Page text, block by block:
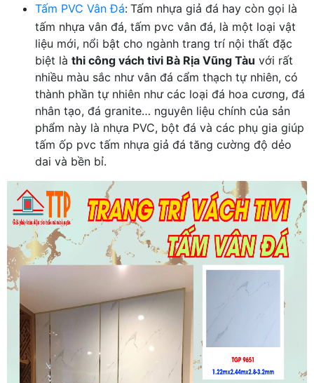
Tấm PVC Vân Đá: Tấm nhựa giả đá hay còn gọi là
tấm nhựa vân đá, tấm pvc vân đá, là một loại vật
liệu mới, nổi bật cho ngành trang trí nội thất đặc
biệt là thi công vách tivi Bà Rịa Vũng Tàu với rất
nhiều màu sắc như vân đá cẩm thạch tự nhiên, có
thành phần tự nhiên như các loại đá hoa cương, đá
nhân tạo, đá granite… nguyên liệu chính của sản
phẩm này là nhựa PVC, bột đá và các phụ gia giúp
tấm ốp pvc tấm nhựa giả đá tăng cường độ dẻo
dai và bền bỉ.